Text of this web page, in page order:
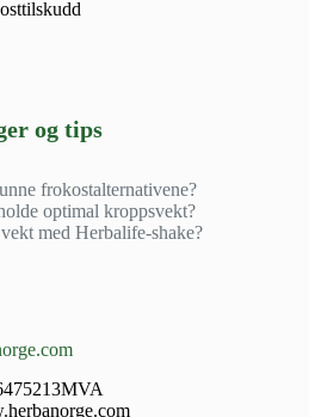
og tips
frokostalternativene?
optimal kroppsvekt?
med Herbalife-shake?